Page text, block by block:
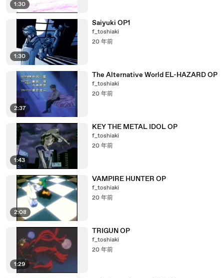
1:30
1:30
Saiyuki OP1
f_toshiaki
20 年前
2:37
The Alternative World EL-HAZARD OP
f_toshiaki
20 年前
1:43
KEY THE METAL IDOL OP
f_toshiaki
20 年前
2:08
VAMPIRE HUNTER OP
f_toshiaki
20 年前
1:29
TRIGUN OP
f_toshiaki
20 年前